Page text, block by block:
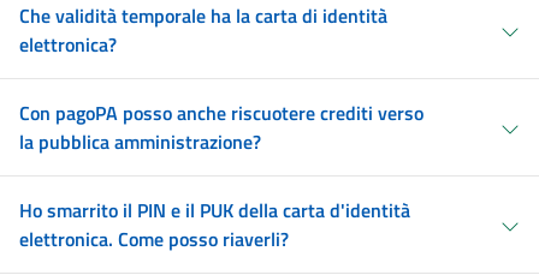
Che validità temporale ha la carta di identità
elettronica?
Con pagoPA posso anche riscuotere crediti verso
la pubblica amministrazione?
Ho smarrito il PIN e il PUK della carta d'identità
elettronica. Come posso riaverli?